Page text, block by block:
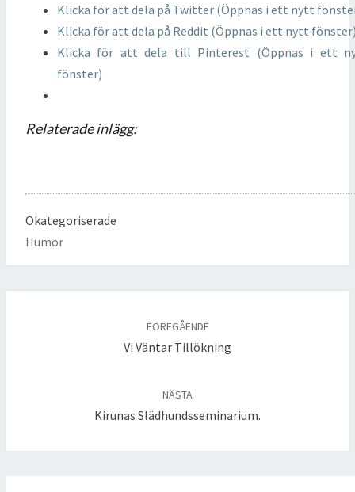
Klicka för att dela på Twitter (Öppnas i ett nytt
Klicka för att dela på Reddit (Öppnas i ett nytt
Klicka för att dela till Pinterest (Öppnas i ett
fönster)
Relaterade inlägg:
Okategoriserade
Humor
FÖREGÅENDE
Vi Väntar Tillökning
NÄSTA
Kirunas Slädhundsseminarium.